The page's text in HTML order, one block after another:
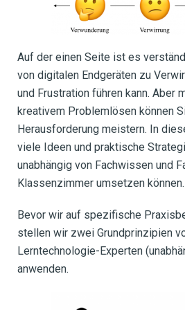
Auf der einen Seite ist es
von digitalen Endgeräten zu
und Frustration führen kann. Aber
kreativem Problemlösen können
Herausforderung meistern. In
viele Ideen und praktische
unabhängig von Fachwissen und
Klassenzimmer umsetzen können.
Bevor wir auf spezifische
stellen wir zwei Grundprinzipien
Lerntechnologie-Experten
anwenden.